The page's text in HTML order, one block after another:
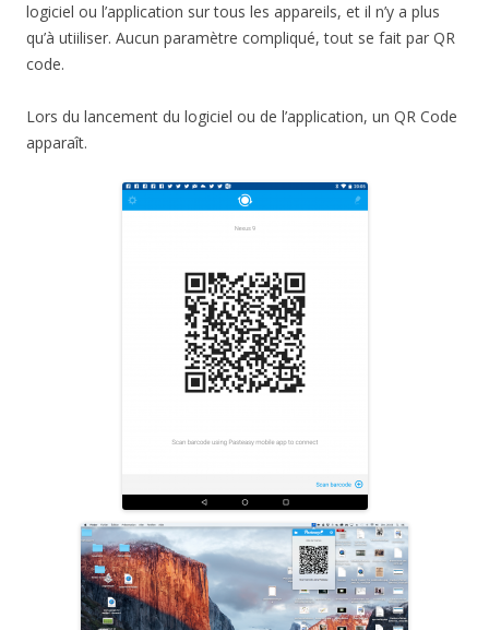
logiciel ou l’application sur tous les appareils, et il n’y a plus
qu’à utiiliser. Aucun paramètre compliqué, tout se fait par QR
code.
Lors du lancement du logiciel ou de l’application, un QR Code
apparaît.